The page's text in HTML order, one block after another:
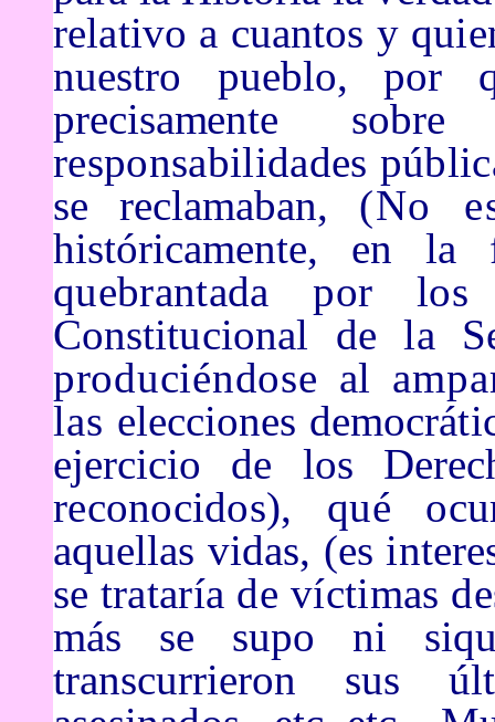
relativo a cuantos y
nuestro pueblo,
precisamente
responsabilidades
se reclamaban, (No
históricamente, en
quebrantada por
Constitucional de la
produciéndose al
las elecciones
ejercicio de los
reconocidos), qué
aquellas vidas, (es
se trataría de víctimas
más se supo ni
transcurrieron sus